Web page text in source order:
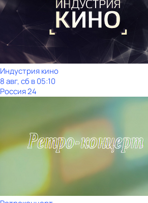
Индустрия кино
8 авг, сб в 05:10
Россия 24